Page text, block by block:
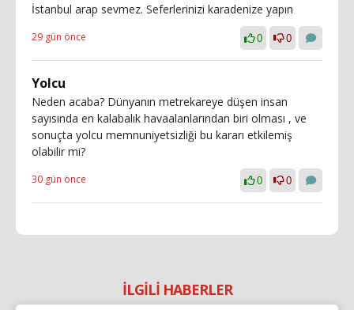
İstanbul arap sevmez. Seferlerinizi karadenize yapın
29 gün önce 0 0
Yolcu
Neden acaba? Dünyanın metrekareye düşen insan
sayısında en kalabalık havaalanlarından biri olması , ve
sonuçta yolcu memnuniyetsizliği bu kararı etkilemiş
olabilir mi?
30 gün önce 0 0
İLGİLİ HABERLER